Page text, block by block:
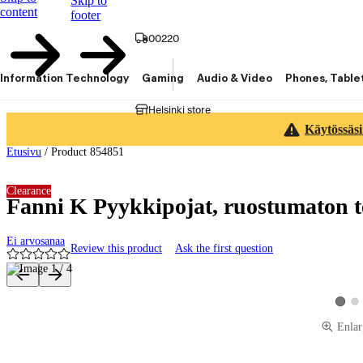
content
footer
00220
Helsinki store
Information Technology Gaming Audio & Video Phones,
Etusivu / Product 854851
Fanni K Pyykkipojat, ruostumaton
Ei arvosanaa
Review this product Ask the first question
Clearance
Product images and videos
View